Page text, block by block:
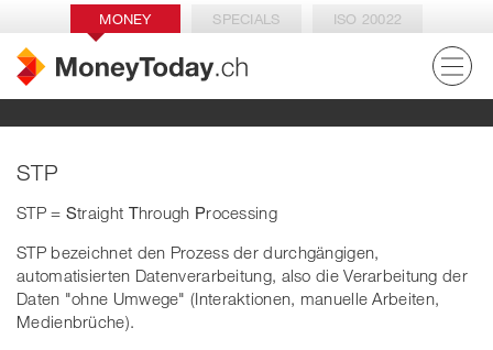
MONEY SPECIALS ISO 20022
STP
STP = Straight Through Processing
STP bezeichnet den Prozess der durchgängigen,
automatisierten Datenverarbeitung, also die Verarbeitung der
Daten "ohne Umwege" (Interaktionen, manuelle Arbeiten,
Medienbrüche).